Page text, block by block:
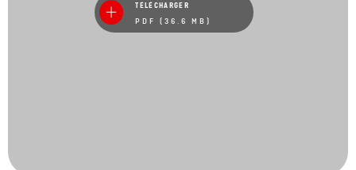
TÉLÉCHARGER
PDF (36.6 MB)